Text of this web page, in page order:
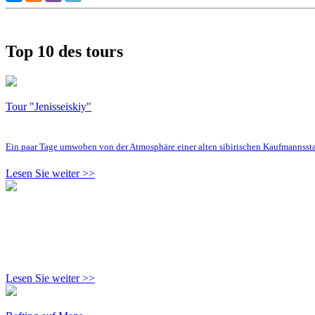
Top 10 des tours
Tour "Jenisseiskiy"
Ein paar Tage umwoben von der Atmosphäre einer alten sibirischen
Lesen Sie weiter >>
Lesen Sie weiter >>